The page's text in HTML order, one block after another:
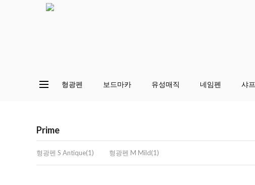
형광펜 보드마카 유성매직 네임펜 샤프
Prime
형광펜 S Antique(1) 형광펜 M Mild(1)